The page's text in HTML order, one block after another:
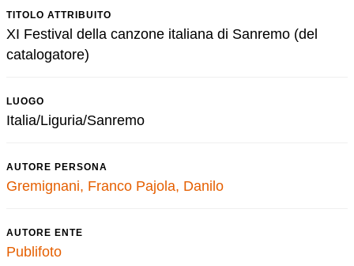
TITOLO ATTRIBUITO
XI Festival della canzone italiana di Sanremo (del
catalogatore)
LUOGO
Italia/Liguria/Sanremo
AUTORE PERSONA
Gremignani, Franco Pajola, Danilo
AUTORE ENTE
Publifoto